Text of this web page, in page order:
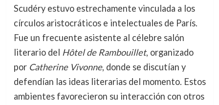
Scudéry estuvo estrechamente vinculada a los
círculos aristocráticos e intelectuales de París.
Fue un frecuente asistente al célebre salón
literario del Hôtel de Rambouillet, organizado
por Catherine Vivonne, donde se discutían y
defendían las ideas literarias del momento. Estos
ambientes favorecieron su interacción con otros